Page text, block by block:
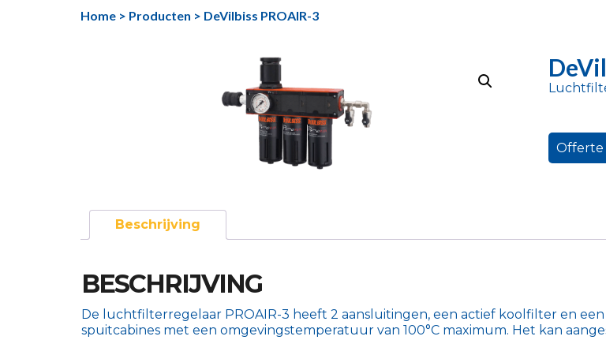
Home > Producten > DeVilbiss PROAIR-3
Offerte
Beschrijving
BESCHRIJVING
De luchtfilterregelaar PROAIR-3 heeft 2 aansluitingen, een actief koolfilter en
spuitcabines met een omgevingstemperatuur van 100°C maximum. Het kan